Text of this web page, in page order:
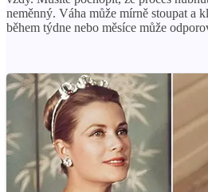
neměnný. Váha může mírně stoupat a
během týdne nebo měsíce může